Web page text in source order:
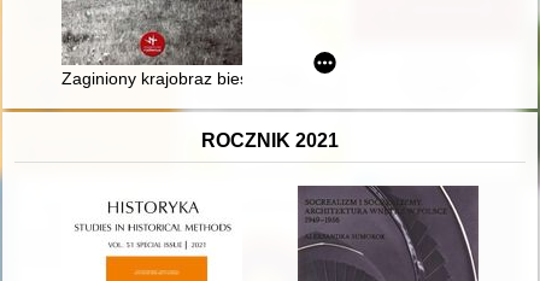
Zaginiony krajobraz bieszczadzkich połonin
ROCZNIK 2021